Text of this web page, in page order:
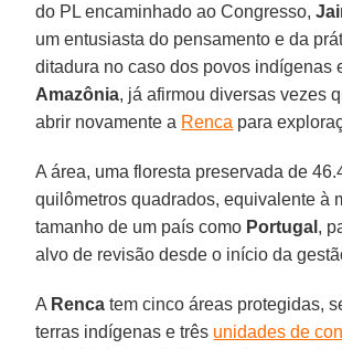
do PL encaminhado ao Congresso,
um entusiasta do pensamento e da
ditadura no caso dos povos indígenas
Amazônia, já afirmou diversas vezes
abrir novamente a Renca para
A área, uma floresta preservada de
quilômetros quadrados, equivalente à
tamanho de um país como Portugal ,
alvo de revisão desde o início da
A Renca tem cinco áreas protegidas,
terras indígenas e três unidades de